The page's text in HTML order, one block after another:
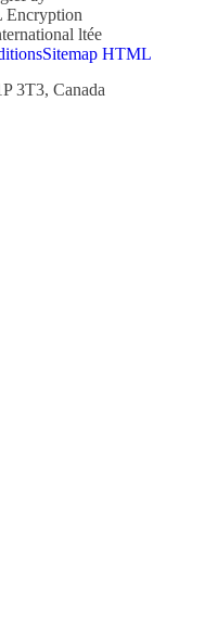
ltée
Sitemap HTML
3T3, Canada